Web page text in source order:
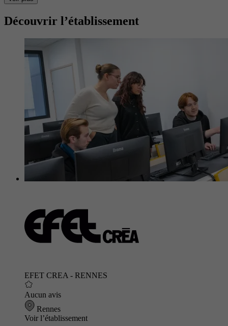
Découvrir l’établissement
EFET CREA - RENNES
Aucun avis
Rennes
Voir l’établissement